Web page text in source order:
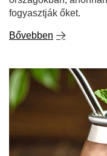
Tereré - a mi